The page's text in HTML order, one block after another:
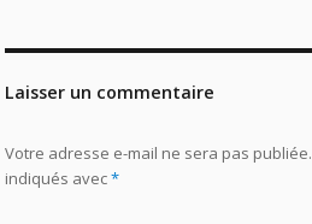
Laisser un commentaire
Votre adresse e-mail ne sera pas publiée.
indiqués avec*